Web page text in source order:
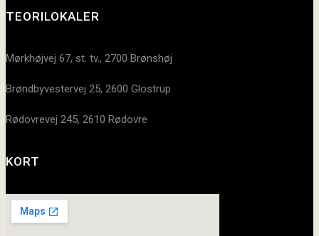
TEORILOKALER
Mørkhøjvej 67, st. tv., 2700 Brønshøj
Brøndbyvestervej 25, 2600 Glostrup
Rødovrevej 245, 2610 Rødovre
KORT